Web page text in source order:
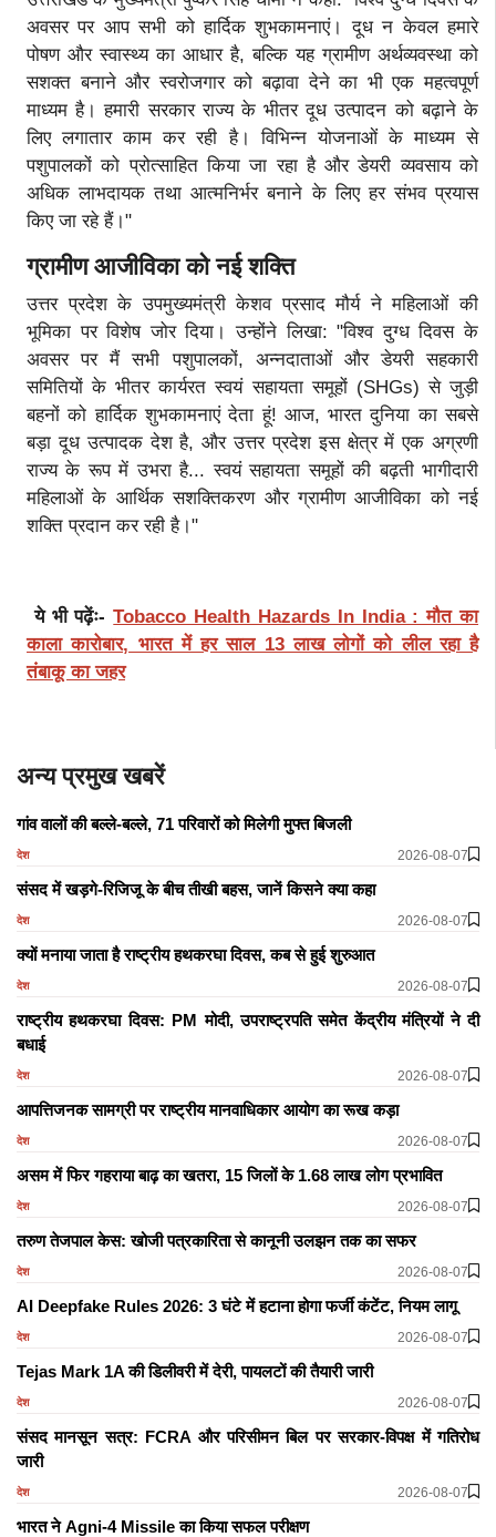
अवसर पर आप सभी को हार्दिक शुभकामनाएं। दूध न केवल हमारे
पोषण और स्वास्थ्य का आधार है, बल्कि यह ग्रामीण अर्थव्यवस्था को
सशक्त बनाने और स्वरोजगार को बढ़ावा देने का भी एक महत्वपूर्ण
माध्यम है। हमारी सरकार राज्य के भीतर दूध उत्पादन को बढ़ाने के
लिए लगातार काम कर रही है। विभिन्न योजनाओं के माध्यम से
पशुपालकों को प्रोत्साहित किया जा रहा है और डेयरी व्यवसाय को
अधिक लाभदायक तथा आत्मनिर्भर बनाने के लिए हर संभव प्रयास
किए जा रहे हैं।"
ग्रामीण आजीविका को नई शक्ति
उत्तर प्रदेश के उपमुख्यमंत्री केशव प्रसाद मौर्य ने महिलाओं की
भूमिका पर विशेष जोर दिया। उन्होंने लिखा: "विश्व दुग्ध दिवस के
अवसर पर मैं सभी पशुपालकों, अन्नदाताओं और डेयरी सहकारी
समितियों के भीतर कार्यरत स्वयं सहायता समूहों (SHGs) से जुड़ी
बहनों को हार्दिक शुभकामनाएं देता हूं! आज, भारत दुनिया का सबसे
बड़ा दूध उत्पादक देश है, और उत्तर प्रदेश इस क्षेत्र में एक अग्रणी
राज्य के रूप में उभरा है... स्वयं सहायता समूहों की बढ़ती भागीदारी
महिलाओं के आर्थिक सशक्तिकरण और ग्रामीण आजीविका को नई
शक्ति प्रदान कर रही है।"
ये भी पढ़ेंः-Tobacco Health Hazards In India : मौत का
काला कारोबार, भारत में हर साल 13 लाख लोगों को लील रहा है
तंबाकू का जहर
अन्य प्रमुख खबरें
गांव वालों की बल्ले-बल्ले, 71 परिवारों को मिलेगी मुफ्त बिजली
देश 2026-08-07
संसद में खड़गे-रिजिजू के बीच तीखी बहस, जानें किसने क्या कहा
देश 2026-08-07
क्यों मनाया जाता है राष्ट्रीय हथकरघा दिवस, कब से हुई शुरुआत
देश 2026-08-07
राष्ट्रीय हथकरघा दिवस: PM मोदी, उपराष्ट्रपति समेत केंद्रीय मंत्रियों ने दी
बधाई
देश 2026-08-07
आपत्तिजनक सामग्री पर राष्ट्रीय मानवाधिकार आयोग का रूख कड़ा
देश 2026-08-07
असम में फिर गहराया बाढ़ का खतरा, 15 जिलों के 1.68 लाख लोग प्रभावित
देश 2026-08-07
तरुण तेजपाल केस: खोजी पत्रकारिता से कानूनी उलझन तक का सफर
देश 2026-08-07
AI Deepfake Rules 2026: 3 घंटे में हटाना होगा फर्जी कंटेंट, नियम लागू
देश 2026-08-07
Tejas Mark 1A की डिलीवरी में देरी, पायलटों की तैयारी जारी
देश 2026-08-07
संसद मानसून सत्र: FCRA और परिसीमन बिल पर सरकार-विपक्ष में गतिरोध
जारी
देश 2026-08-07
भारत ने Agni-4 Missile का किया सफल परीक्षण